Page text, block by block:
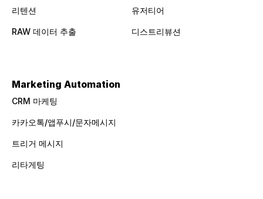
리텐션
RAW 데이터 추출
유저티어
디스트리뷰션
Marketing Automation
CRM 마케팅
카카오톡/앱푸시/문자메시지
트리거 메시지
리타게팅